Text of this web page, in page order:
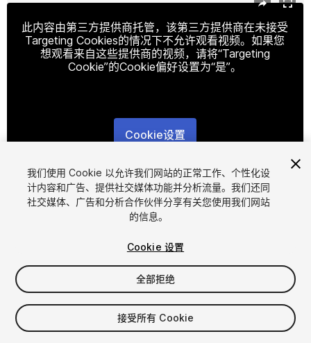
此内容由第三方提供商托管，该第三方提供商在未接受
Targeting Cookies的情况下不允许观看视频。如果您
想观看来自这些提供商的视频，请将“Targeting
Cookie”的Cookie偏好设置为“是”。
Cookie设置
1/7
$10
增值税将在结算时计算
我们使用 Cookie 以允许我们网站的正常工作、个性化设
计内容和广告、提供社交媒体功能并分析流量。我们还同
社交媒体、广告和分析合作伙伴分享有关您使用我们网站
的信息。
Cookie 设置
全部拒绝
接受所有 Cookie